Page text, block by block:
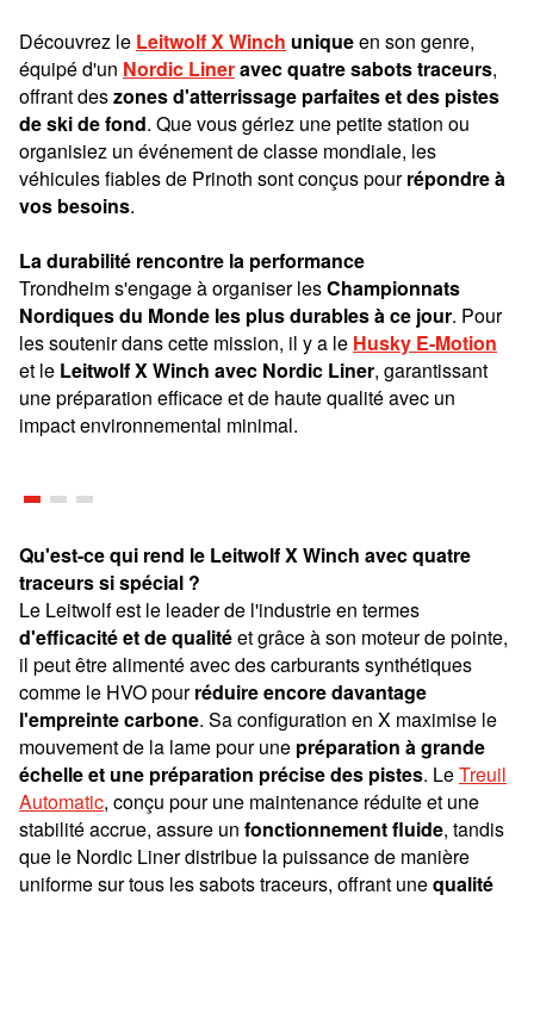
Découvrez le Leitwolf X Winch uniqueen son genre,
équipé d'un Nordic Lineravec quatre sabots traceurs,
offrant deszones d'atterrissage parfaites et des pistes
de ski de fond. Que vous gériez une petite station ou
organisiez un événement de classe mondiale, les
véhicules fiables de Prinoth sont conçus pourrépondre à
vos besoins.
La durabilité rencontre la performance
Trondheim s'engage à organiser lesChampionnats
Nordiques du Monde les plus durables à ce jour. Pour
les soutenir dans cette mission, il y a le Husky E-Motion
et le Leitwolf X Winch avec Nordic Liner, garantissant
une préparation efficace et de haute qualité avec un
impact environnemental minimal.
Qu'est-ce qui rend le Leitwolf X Winch avec quatre
traceurs si spécial ?
Le Leitwolf est le leader de l'industrie en termes
d'efficacité et de qualitéet grâce à son moteur de pointe,
il peut être alimenté avec des carburants synthétiques
comme le HVO pourréduire encore davantage
l'empreinte carbone. Sa configuration en X maximise le
mouvement de la lame pour une préparation à grande
échelle et une préparation précise des pistes. LeTreuil
Automatic, conçu pour une maintenance réduite et une
stabilité accrue, assure un fonctionnement fluide, tandis
que le Nordic Liner distribue la puissance de manière
uniforme sur tous les sabots traceurs, offrant unequalité